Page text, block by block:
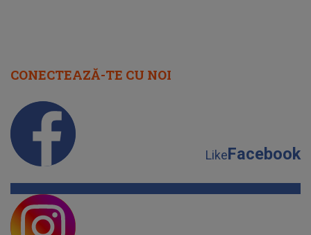
CONECTEAZĂ-TE CU NOI
LikeFacebook